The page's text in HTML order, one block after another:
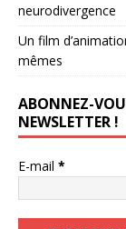
neurodivergence
Un film
mêmes
ABONNEZ-
NEWSLETTER !
E-mail *